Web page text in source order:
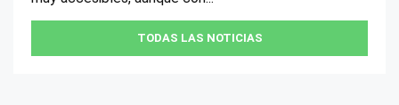
TODAS LAS NOTICIAS